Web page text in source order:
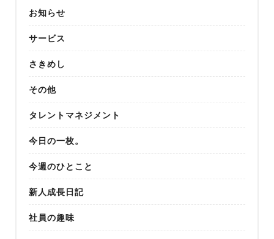
お知らせ
サービス
さきめし
その他
タレントマネジメント
今日の一枚。
今週のひとこと
新人成長日記
社員の趣味